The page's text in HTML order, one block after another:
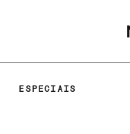
ESPECIAIS